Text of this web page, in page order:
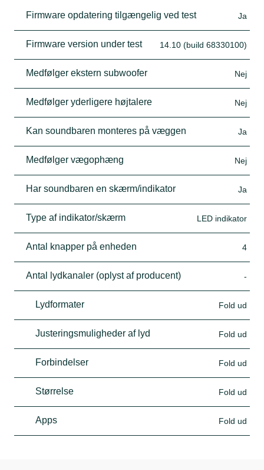
Firmware opdatering tilgængelig ved test Ja
Firmware version under test 14.10 (build 68330100)
Medfølger ekstern subwoofer Nej
Medfølger yderligere højtalere Nej
Kan soundbaren monteres på væggen Ja
Medfølger vægophæng Nej
Har soundbaren en skærm/indikator Ja
Type af indikator/skærm LED indikator
Antal knapper på enheden 4
Antal lydkanaler (oplyst af producent) -
Lydformater Fold ud
Justeringsmuligheder af lyd Fold ud
Forbindelser Fold ud
Størrelse Fold ud
Apps Fold ud